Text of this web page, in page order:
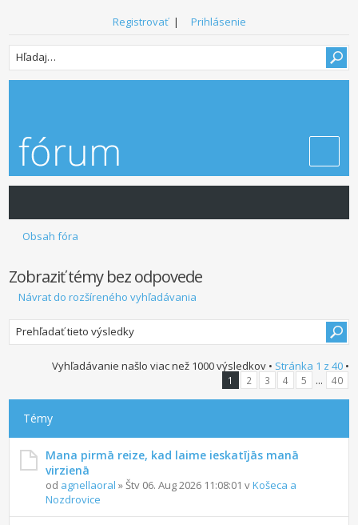
Registrovať| Prihlásenie
Obsah fóra
Zobraziť témy bez odpovede
Návrat do rozšíreného vyhľadávania
Vyhľadávanie našlo viac než 1000 výsledkov • Stránka 1 z 40•
1 2 3 4 5 ... 40
Témy
Mana pirmā reize, kad laime ieskatījās manā
virzienā
od agnellaoral » Štv 06. Aug 2026 11:08:01 vKošeca a
Nozdrovice